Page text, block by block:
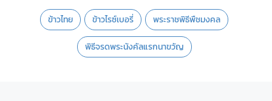
ข้าวไทย ข้าวไรซ์เบอรี่ พระราชพิธีพืชมงคล
พิธีจรดพระนังคัลแรกนาขวัญ